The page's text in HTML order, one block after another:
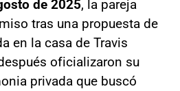
de 2025, la pareja
tras una propuesta de
en la casa de Travis
oficializaron su
privada que buscó